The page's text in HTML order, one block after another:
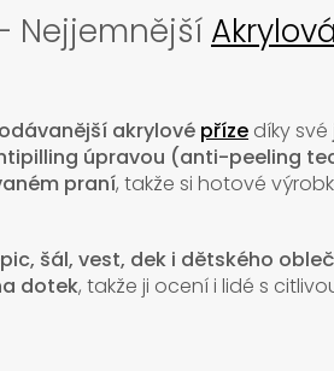
Nejjemnější
akrylové příze díky své
úpravou (anti-peeling
praní, takže si hotové
šál, vest, dek i dětského
dotek, takže ji ocení i lidé s